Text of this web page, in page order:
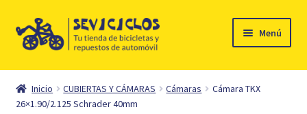
Ir
Ir
al
Menú
Inicio
Ciclismo
Inicio CUBIERTAS Y CÁMARAS Cámaras
Cámara TKX
26×1.90/2.125 Schrader 40mm